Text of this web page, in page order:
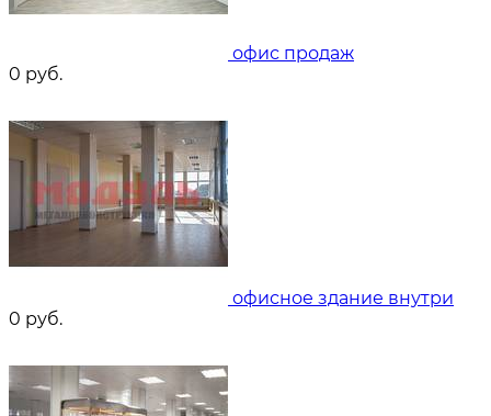
офис продаж
0 руб.
офисное здание внутри
0 руб.